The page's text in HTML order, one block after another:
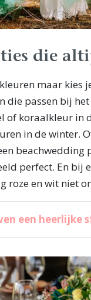
die
maar kies
die passen bij
of koraalkleur in
in de winter.
beachwedding
perfect. En bij
roze en wit niet
een heerlijke